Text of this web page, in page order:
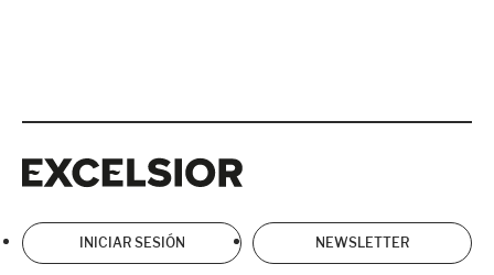
INICIAR SESIÓN NEWSLETTER